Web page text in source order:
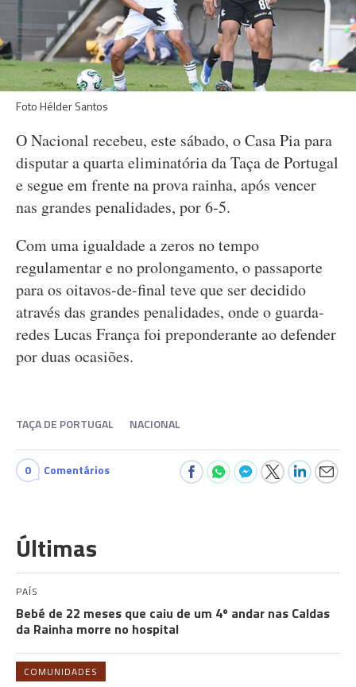
Foto Hélder Santos
O Nacional recebeu, este sábado, o Casa Pia para
disputar a quarta eliminatória da Taça de Portugal
e segue em frente na prova rainha, após vencer
nas grandes penalidades, por 6-5.
Com uma igualdade a zeros no tempo
regulamentar e no prolongamento, o passaporte
para os oitavos-de-final teve que ser decidido
através das grandes penalidades, onde o guarda-
redes Lucas França foi preponderante ao defender
por duas ocasiões.
TAÇA DE PORTUGAL NACIONAL
0 Comentários
Últimas
PAÍS
Bebé de 22 meses que caiu de um 4º andar nas Caldas
da Rainha morre no hospital
COMUNIDADES